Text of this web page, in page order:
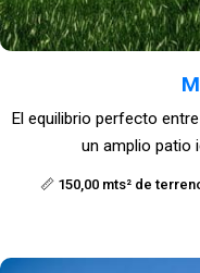
📏 150,00 mts² de
El equilibrio perfecto
un amplio patio